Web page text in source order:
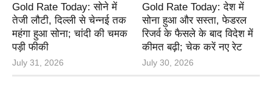
Gold Rate Today: सोने में
तेजी लौटी, दिल्ली से चेन्नई तक
महंगा हुआ सोना; चांदी की चमक
पड़ी फीकी
July 31, 2026
Gold Rate Today: देश में
सोना हुआ और सस्ता, फेडरल
रिजर्व के फैसले के बाद विदेश में
कीमत बढ़ी; चेक करें नए रेट
July 30, 2026